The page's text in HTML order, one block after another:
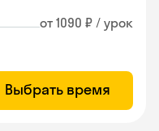
от 1090 ₽ / урок
Выбрать время